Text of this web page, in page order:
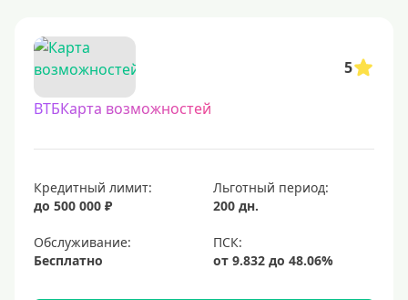
5
ВТБКарта возможностей
Кредитный лимит:
до 500 000 ₽
Льготный период:
200 дн.
Обслуживание:
Бесплатно